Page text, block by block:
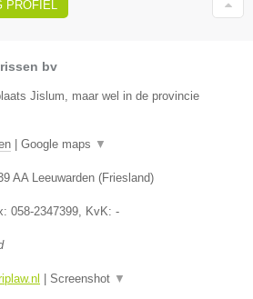
PROFIEL
bv
Jislum, maar wel in de provincie
Google maps ▼
AA Leeuwarden (Friesland)
058-2347399, KvK: -
Screenshot ▼